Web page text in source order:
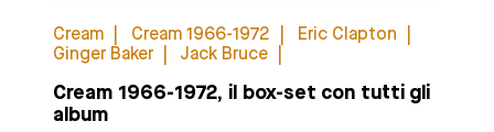
Cream Cream 1966-1972
Eric Clapton
Ginger Baker
Jack Bruce
Cream 1966-1972, il box-set con tutti gli
album